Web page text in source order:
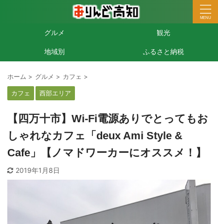
グルメ 観光
地域別 ふるさと納税
ホーム > グルメ > カフェ >
カフェ 西部エリア
【四万十市】Wi-Fi電源ありでとってもお
しゃれなカフェ「deux Ami Style &
Cafe」【ノマドワーカーにオススメ！】
2019年1月8日